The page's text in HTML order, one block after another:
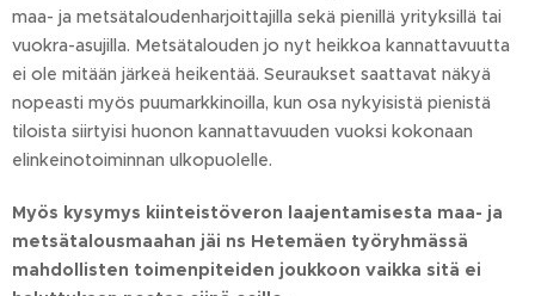
maa- ja metsätaloudenharjoittajilla sekä pienillä yrityksillä tai
vuokra-asujilla. Metsätalouden jo nyt heikkoa kannattavuutta
ei ole mitään järkeä heikentää. Seuraukset saattavat näkyä
nopeasti myös puumarkkinoilla, kun osa nykyisistä pienistä
tiloista siirtyisi huonon kannattavuuden vuoksi kokonaan
elinkeinotoiminnan ulkopuolelle.
Myös kysymys kiinteistöveron laajentamisesta maa- ja
metsätalousmaahan jäi ns Hetemäen työryhmässä
mahdollisten toimenpiteiden joukkoon vaikka sitä ei